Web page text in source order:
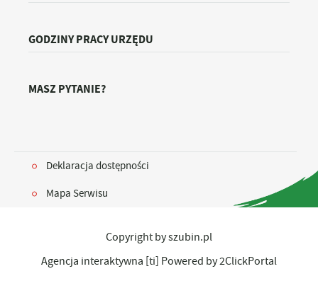
GODZINY PRACY URZĘDU
MASZ PYTANIE?
Deklaracja dostępności
Mapa Serwisu
Copyright by szubin.pl
Agencja interaktywna [ti] Powered by2ClickPortal